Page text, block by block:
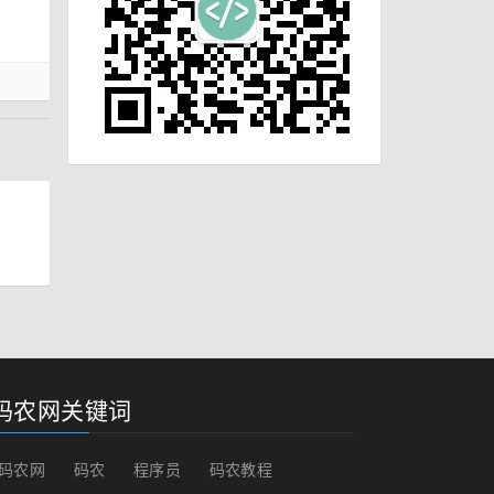
农网关键词
农网 码农 程序员 码农教程